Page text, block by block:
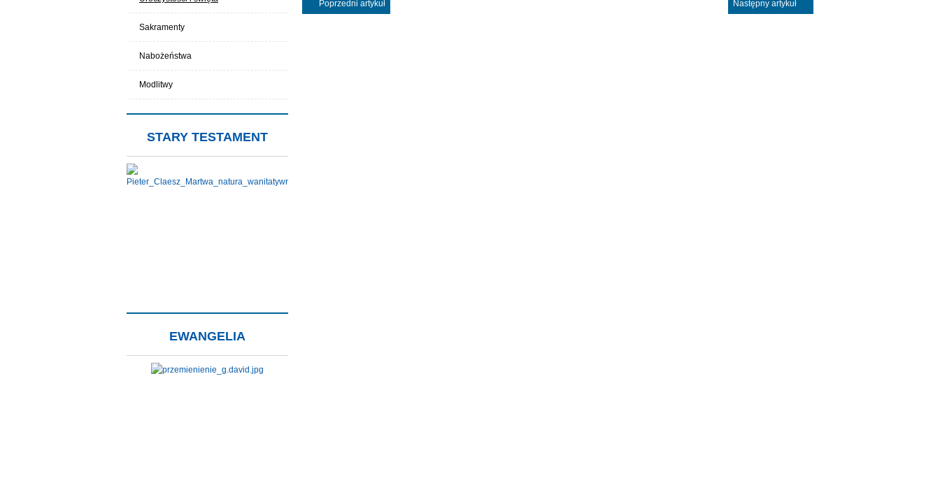
Poprzedni artykuł Następny artykuł
Sakramenty
Nabożeństwa
Modlitwy
STARY TESTAMENT
EWANGELIA